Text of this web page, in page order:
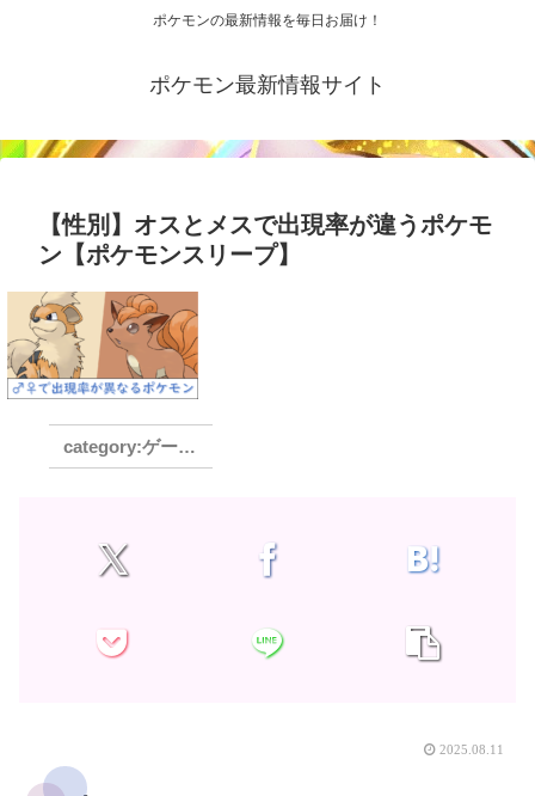
ポケモンの最新情報を毎日お届け！
ポケモン最新情報サイト
【性別】オスとメスで出現率が違うポケモ
ン【ポケモンスリープ】
ゲームシステム
2025.08.11